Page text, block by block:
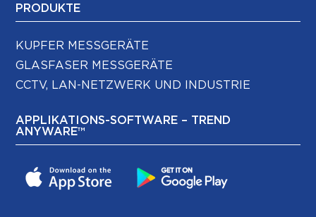
PRODUKTE
KUPFER MESSGERÄTE
GLASFASER MESSGERÄTE
CCTV, LAN-NETZWERK UND INDUSTRIE
APPLIKATIONS-SOFTWARE – TREND
ANYWARE™